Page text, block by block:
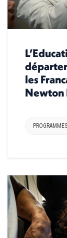
les
Newton
PROGRAMMES